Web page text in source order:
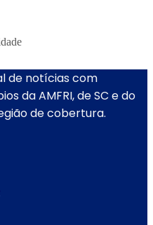
de notícias com
da AMFRI, de SC e do
de cobertura.